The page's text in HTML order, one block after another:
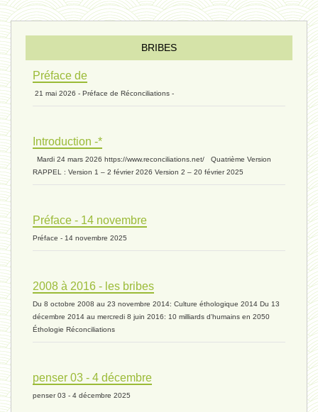
Introduction V1 - 6 juin 2024
extinction 07 - 18 mai 2024
biomasse - 10 mai 2024*
univers 11 - 28 mars 2024*
BRIBES
Préface de
21 mai 2026 - Préface de Réconciliations -
Introduction -*
Mardi 24 mars 2026 https://www.reconciliations.net/ Quatrième Version
RAPPEL : Version 1 – 2 février 2026 Version 2 – 20 février 2025
Préface - 14 novembre
Préface - 14 novembre 2025
2008 à 2016 - les bribes
Du 8 octobre 2008 au 23 novembre 2014: Culture éthologique 2014 Du 13
décembre 2014 au mercredi 8 juin 2016: 10 milliards d'humains en 2050
Éthologie Réconciliations
penser 03 - 4 décembre
penser 03 - 4 décembre 2025